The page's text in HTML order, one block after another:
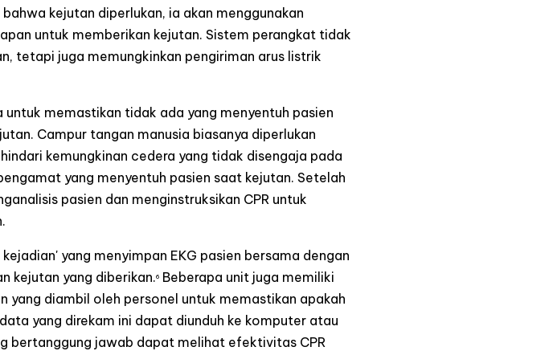
kejutan diperlukan, ia akan menggunakan
untuk memberikan kejutan. Sistem perangkat tidak
tetapi juga memungkinkan pengiriman arus listrik
memastikan tidak ada yang menyentuh pasien
Campur tangan manusia biasanya diperlukan
kemungkinan cedera yang tidak disengaja pada
yang menyentuh pasien saat kejutan. Setelah
pasien dan menginstruksikan CPR untuk
yang menyimpan EKG pasien bersama dengan
kejutan yang diberikan.6 Beberapa unit juga memiliki
yang diambil oleh personel untuk memastikan apakah
yang direkam ini dapat diunduh ke komputer atau
bertanggung jawab dapat melihat efektivitas CPR